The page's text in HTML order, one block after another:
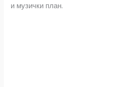
и музички план.